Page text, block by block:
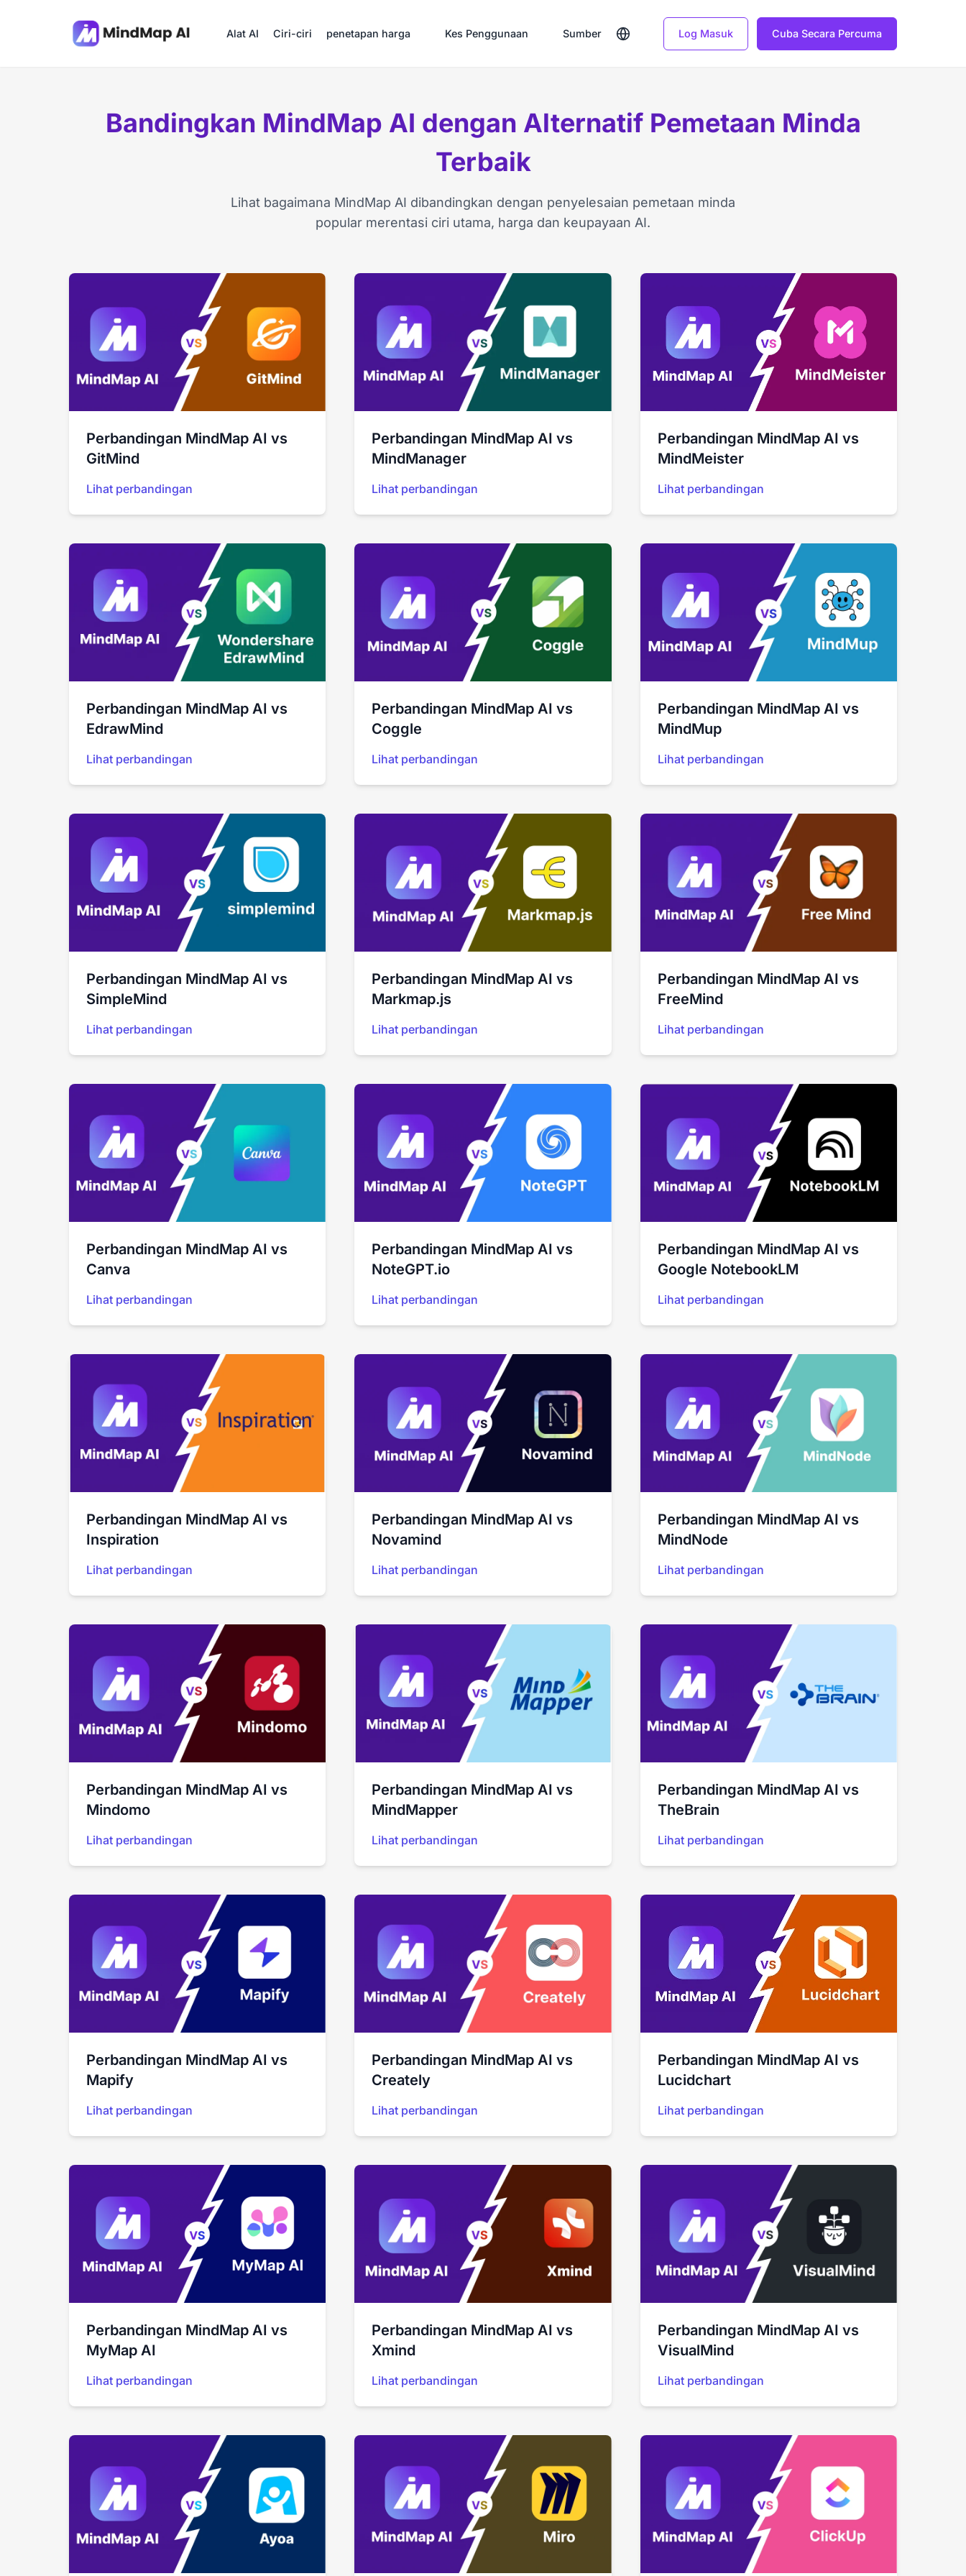
Alat AI Ciri-ciri penetapan harga Kes Penggunaan Sumber Log Masuk Cuba Secara Percuma
Bandingkan MindMap AI dengan Alternatif Pemetaan Minda
Terbaik
Lihat bagaimana MindMap AI dibandingkan dengan penyelesaian pemetaan minda
popular merentasi ciri utama, harga dan keupayaan AI.
Perbandingan MindMap AI vs
GitMind
Lihat perbandingan
Perbandingan MindMap AI vs
MindManager
Lihat perbandingan
Perbandingan MindMap AI vs
MindMeister
Lihat perbandingan
Perbandingan MindMap AI vs
EdrawMind
Lihat perbandingan
Perbandingan MindMap AI vs
Coggle
Lihat perbandingan
Perbandingan MindMap AI vs
MindMup
Lihat perbandingan
Perbandingan MindMap AI vs
SimpleMind
Lihat perbandingan
Perbandingan MindMap AI vs
Markmap.js
Lihat perbandingan
Perbandingan MindMap AI vs
FreeMind
Lihat perbandingan
Perbandingan MindMap AI vs
Canva
Lihat perbandingan
Perbandingan MindMap AI vs
NoteGPT.io
Lihat perbandingan
Perbandingan MindMap AI vs
Google NotebookLM
Lihat perbandingan
Perbandingan MindMap AI vs
Inspiration
Lihat perbandingan
Perbandingan MindMap AI vs
Novamind
Lihat perbandingan
Perbandingan MindMap AI vs
MindNode
Lihat perbandingan
Perbandingan MindMap AI vs
Mindomo
Lihat perbandingan
Perbandingan MindMap AI vs
MindMapper
Lihat perbandingan
Perbandingan MindMap AI vs
TheBrain
Lihat perbandingan
Perbandingan MindMap AI vs
Mapify
Lihat perbandingan
Perbandingan MindMap AI vs
Creately
Lihat perbandingan
Perbandingan MindMap AI vs
Lucidchart
Lihat perbandingan
Perbandingan MindMap AI vs
MyMap AI
Lihat perbandingan
Perbandingan MindMap AI vs
Xmind
Lihat perbandingan
Perbandingan MindMap AI vs
VisualMind
Lihat perbandingan